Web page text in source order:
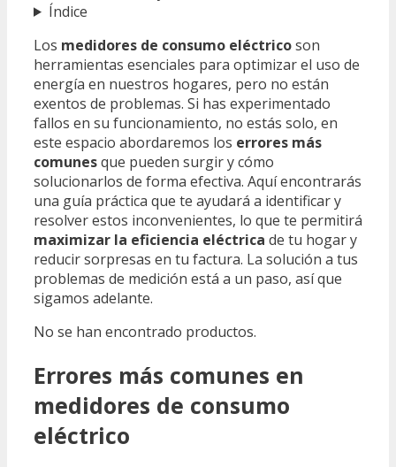
Índice
Los medidores de consumo eléctricoson
herramientas esenciales para optimizar el uso de
energía en nuestros hogares, pero no están
exentos de problemas. Si has experimentado
fallos en su funcionamiento, no estás solo, en
este espacio abordaremos los errores más
comunesque pueden surgir y cómo
solucionarlos de forma efectiva. Aquí encontrarás
una guía práctica que te ayudará a identificar y
resolver estos inconvenientes, lo que te permitirá
maximizar la eficiencia eléctrica de tu hogar y
reducir sorpresas en tu factura. La solución a tus
problemas de medición está a un paso, así que
sigamos adelante.
No se han encontrado productos.
Errores más comunes en
medidores de consumo
eléctrico